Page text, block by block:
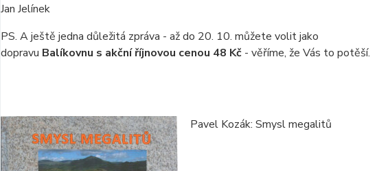
Jan Jelínek
PS. A ještě jedna důležitá zpráva - až do 20. 10. můžete volit jako
dopravu Balíkovnu s akční říjnovou cenou 48 Kč - věříme, že Vás to potěší.
Pavel Kozák: Smysl megalitů